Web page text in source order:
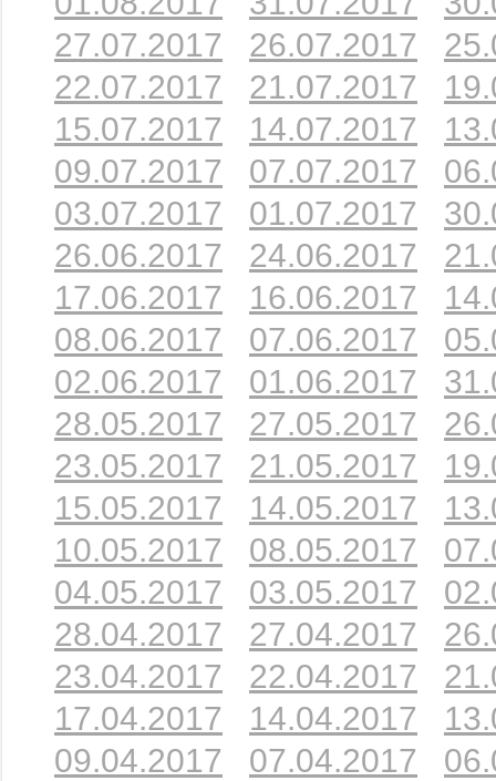
27.07.2017
26.07.2017
22.07.2017
21.07.2017
15.07.2017
14.07.2017
09.07.2017
07.07.2017
03.07.2017
01.07.2017
26.06.2017
24.06.2017
17.06.2017
16.06.2017
08.06.2017
07.06.2017
02.06.2017
01.06.2017
28.05.2017
27.05.2017
23.05.2017
21.05.2017
15.05.2017
14.05.2017
10.05.2017
08.05.2017
04.05.2017
03.05.2017
28.04.2017
27.04.2017
23.04.2017
22.04.2017
17.04.2017
14.04.2017
09.04.2017
07.04.2017